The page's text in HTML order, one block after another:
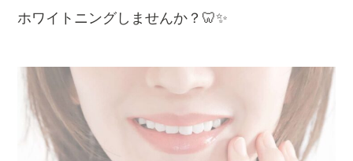
ホワイトニングしませんか？🦷✨